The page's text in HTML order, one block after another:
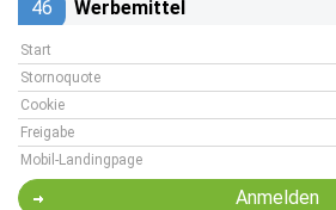
46 Werbemittel
Start
Stornoquote
Cookie
Freigabe
Mobil-Landingpage
Anmelden